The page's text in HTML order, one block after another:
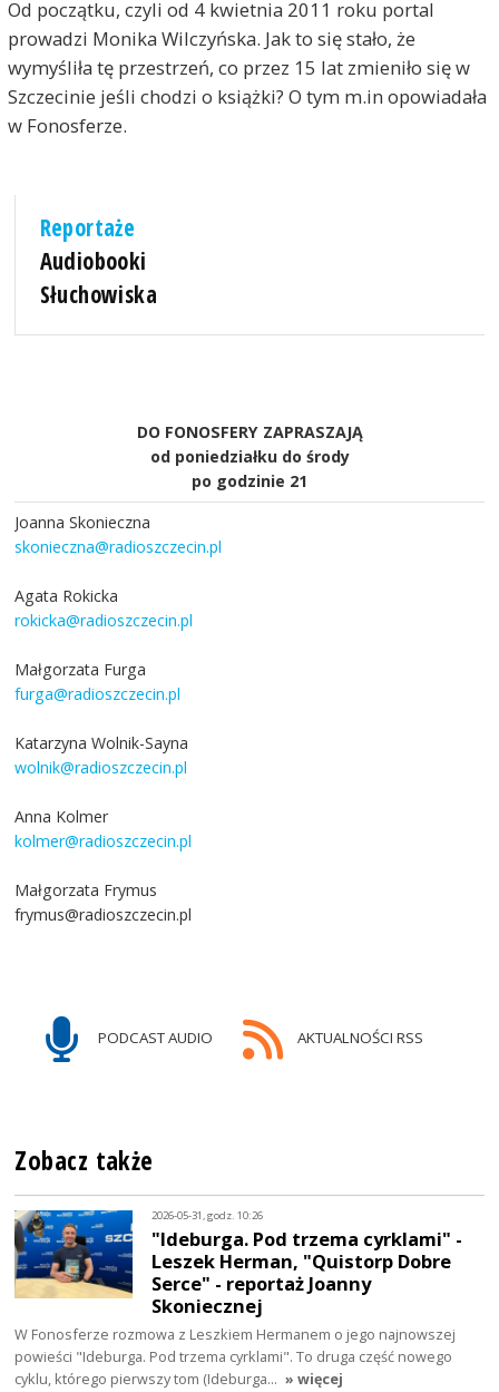
Od początku, czyli od 4 kwietnia 2011 roku portal
prowadzi Monika Wilczyńska. Jak to się stało, że
wymyśliła tę przestrzeń, co przez 15 lat zmieniło się w
Szczecinie jeśli chodzi o książki? O tym m.in opowiadała
w Fonosferze.
Reportaże
Audiobooki
Słuchowiska
DO FONOSFERY ZAPRASZAJĄ
od poniedziałku do środy
po godzinie 21
Joanna Skonieczna
skonieczna@radioszczecin.pl
Agata Rokicka
rokicka@radioszczecin.pl
Małgorzata Furga
furga@radioszczecin.pl
Katarzyna Wolnik-Sayna
wolnik@radioszczecin.pl
Anna Kolmer
kolmer@radioszczecin.pl
Małgorzata Frymus
frymus@radioszczecin.pl
PODCAST AUDIO AKTUALNOŚCI RSS
Zobacz także
2026-05-31, godz. 10:26
"Ideburga. Pod trzema cyrklami" -
Leszek Herman, "Quistorp Dobre
Serce" - reportaż Joanny
Skoniecznej
W Fonosferze rozmowa z Leszkiem Hermanem o jego najnowszej
powieści "Ideburga. Pod trzema cyrklami". To druga część nowego
cyklu, którego pierwszy tom (Ideburga… » więcej